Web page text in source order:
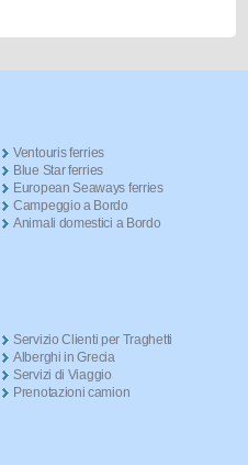
Ventouris ferries
Blue Star ferries
European Seaways ferries
Campeggio a Bordo
Animali domestici a Bordo
Servizio Clienti per Traghetti
Alberghi in Grecia
Servizi di Viaggio
Prenotazioni camion